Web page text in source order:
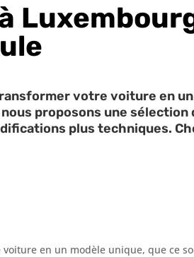
votre voiture en
proposons une sélection
plus techniques.
en un modèle unique, que ce